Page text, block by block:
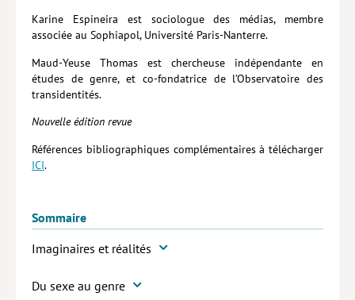
Karine Espineira est sociologue des médias, membre
associée au Sophiapol, Université Paris-Nanterre.
Maud-Yeuse Thomas est chercheuse indépendante en
études de genre, et co-fondatrice de l’Observatoire des
transidentités.
Nouvelle édition revue
Références bibliographiques complémentaires à télécharger
ICI.
Sommaire
Imaginaires et réalités
Du sexe au genre